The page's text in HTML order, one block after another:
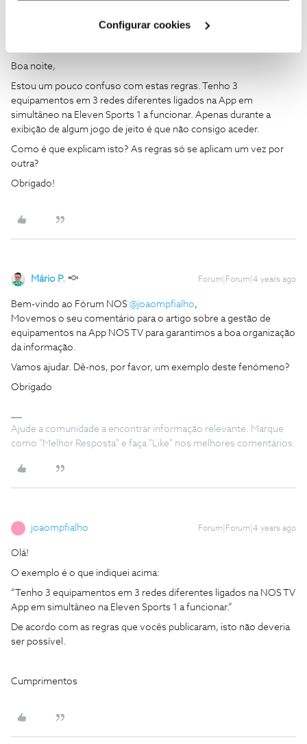
Configurar cookies
Boa noite,
Estou um pouco confuso com estas regras. Tenho 3
equipamentos em 3 redes diferentes ligados na App em
simultâneo na Eleven Sports 1 a funcionar. Apenas durante a
exibição de algum jogo de jeito é que não consigo aceder.
Como é que explicam isto? As regras só se aplicam um vez por
outra?
Obrigado!
Mário P. Forum|Forum|4 years ago
Bem-vindo ao Fórum NOS @joaompfialho,
Movemos o seu comentário para o artigo sobre a gestão de
equipamentos na App NOS TV para garantimos a boa organização
da informação.
Vamos ajudar. Dê-nos, por favor, um exemplo deste fenómeno?
Obrigado
Ajude a comunidade a encontrar informação relevante. Marque
como "Melhor Resposta" e faça "Like" nos melhores comentários.
J joaompfialho Forum|Forum|4 years ago
Olá!
O exemplo é o que indiquei acima:
“Tenho 3 equipamentos em 3 redes diferentes ligados na NOS TV
App em simultâneo na Eleven Sports 1 a funcionar.”
De acordo com as regras que vocês publicaram, isto não deveria
ser possível.
Cumprimentos